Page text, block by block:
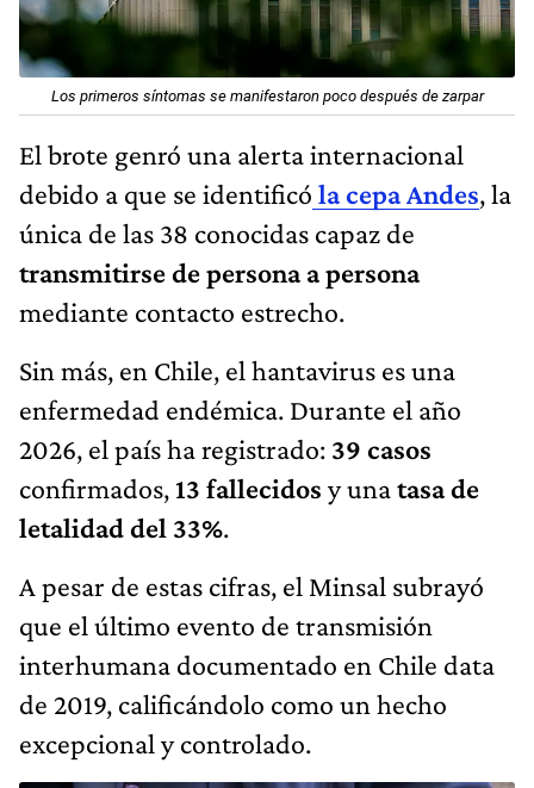
Los primeros síntomas se manifestaron poco después de zarpar
El brote genró una alerta internacional
debido a que se identificó lacepa Andes, la
única de las 38 conocidas capaz de
transmitirse depersona a persona
mediante contacto estrecho.
Sin más, en Chile, el hantavirus es una
enfermedad endémica. Durante el año
2026, el país ha registrado: 39 casos
confirmados,13 fallecidos y unatasa de
letalidad del 33%.
A pesar de estas cifras, el Minsal subrayó
que el último evento de transmisión
interhumana documentado en Chile data
de 2019, calificándolo como un hecho
excepcional y controlado.